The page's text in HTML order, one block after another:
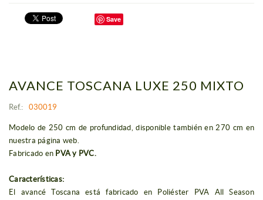
Save
AVANCE TOSCANA LUXE 250 MIXTO
Ref.: 030019
Modelo de 250 cm de profundidad, disponible también en 270 cm en
nuestra página web.
Fabricado en PVA y PVC.
Características:
El avancé Toscana está fabricado en Poliéster PVA All Season